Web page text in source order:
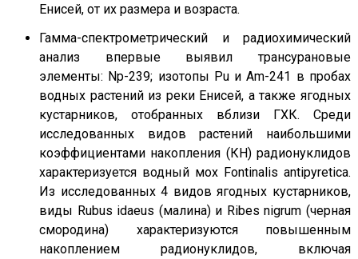
Енисей, от их размера и возраста.
Гамма-спектрометрический и радиохимический
анализ впервые выявил трансурановые
элементы: Np-239; изотопы Pu и Am-241 в пробах
водных растений из реки Енисей, а также ягодных
кустарников, отобранных вблизи ГХК. Среди
исследованных видов растений наибольшими
коэффициентами накопления (КН) радионуклидов
характеризуется водный мох Fontinalis antipyretica.
Из исследованных 4 видов ягодных кустарников,
виды Rubus idaeus (малина) и Ribes nigrum (черная
смородина) характеризуются повышенным
накоплением радионуклидов, включая